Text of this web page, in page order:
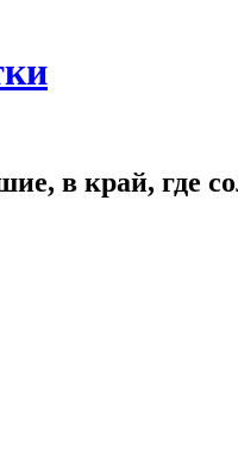
в край, где